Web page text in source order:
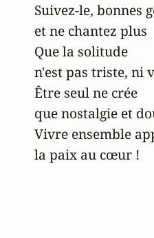
Suivez-le, bonnes
et ne chantez plus
Que la solitude
n'est pas triste, ni
Être seul ne crée
que nostalgie et
Vivre ensemble
la paix au cœur !